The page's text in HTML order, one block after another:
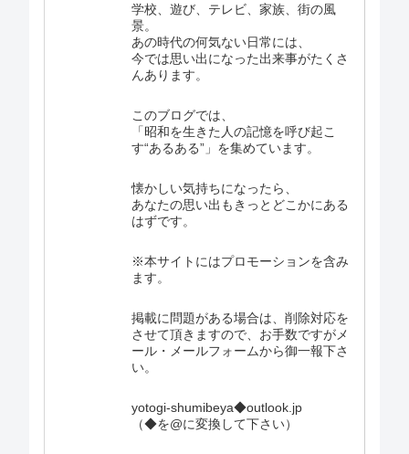
学校、遊び、テレビ、家族、街の風
景。
あの時代の何気ない日常には、
今では思い出になった出来事がたくさ
んあります。
このブログでは、
「昭和を生きた人の記憶を呼び起こ
す“あるある”」を集めています。
懐かしい気持ちになったら、
あなたの思い出もきっとどこかにある
はずです。
※本サイトにはプロモーションを含み
ます。
掲載に問題がある場合は、削除対応を
させて頂きますので、お手数ですがメ
ール・メールフォームから御一報下さ
い。
yotogi-shumibeya◆outlook.jp
（◆を@に変換して下さい）